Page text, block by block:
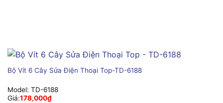
Bộ Vít 6 Cây Sửa Điện Thoại Top-TD-6188
Model: TD-6188
Giá:178,000₫